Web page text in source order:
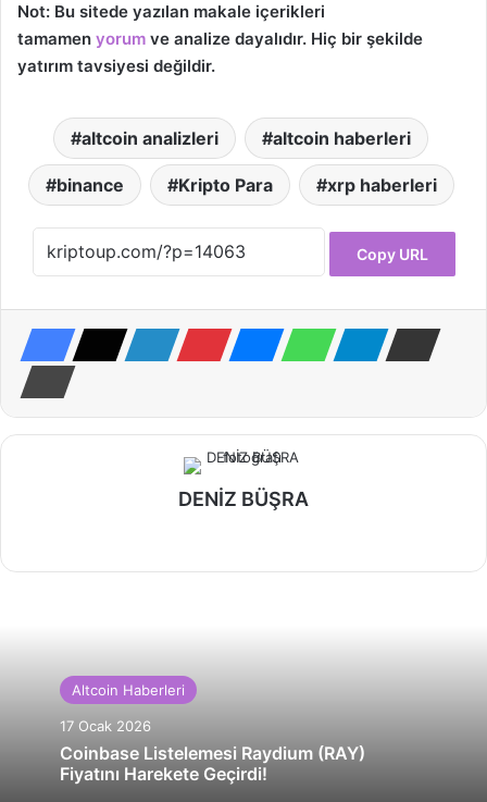
Not: Bu sitede yazılan makale içerikleri
tamamen yorum ve analize dayalıdır. Hiç bir şekilde
yatırım tavsiyesi değildir.
altcoin analizleri altcoin haberleri
binance Kripto Para xrp haberleri
Copy URL
DENİZ BÜŞRA
Altcoin Haberleri
17 Ocak 2026
Coinbase Listelemesi Raydium (RAY)
Fiyatını Harekete Geçirdi!